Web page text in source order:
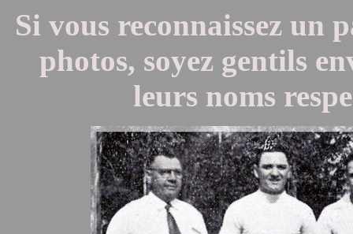
Si vous reconnaissez un
photos, soyez gentils
leurs noms